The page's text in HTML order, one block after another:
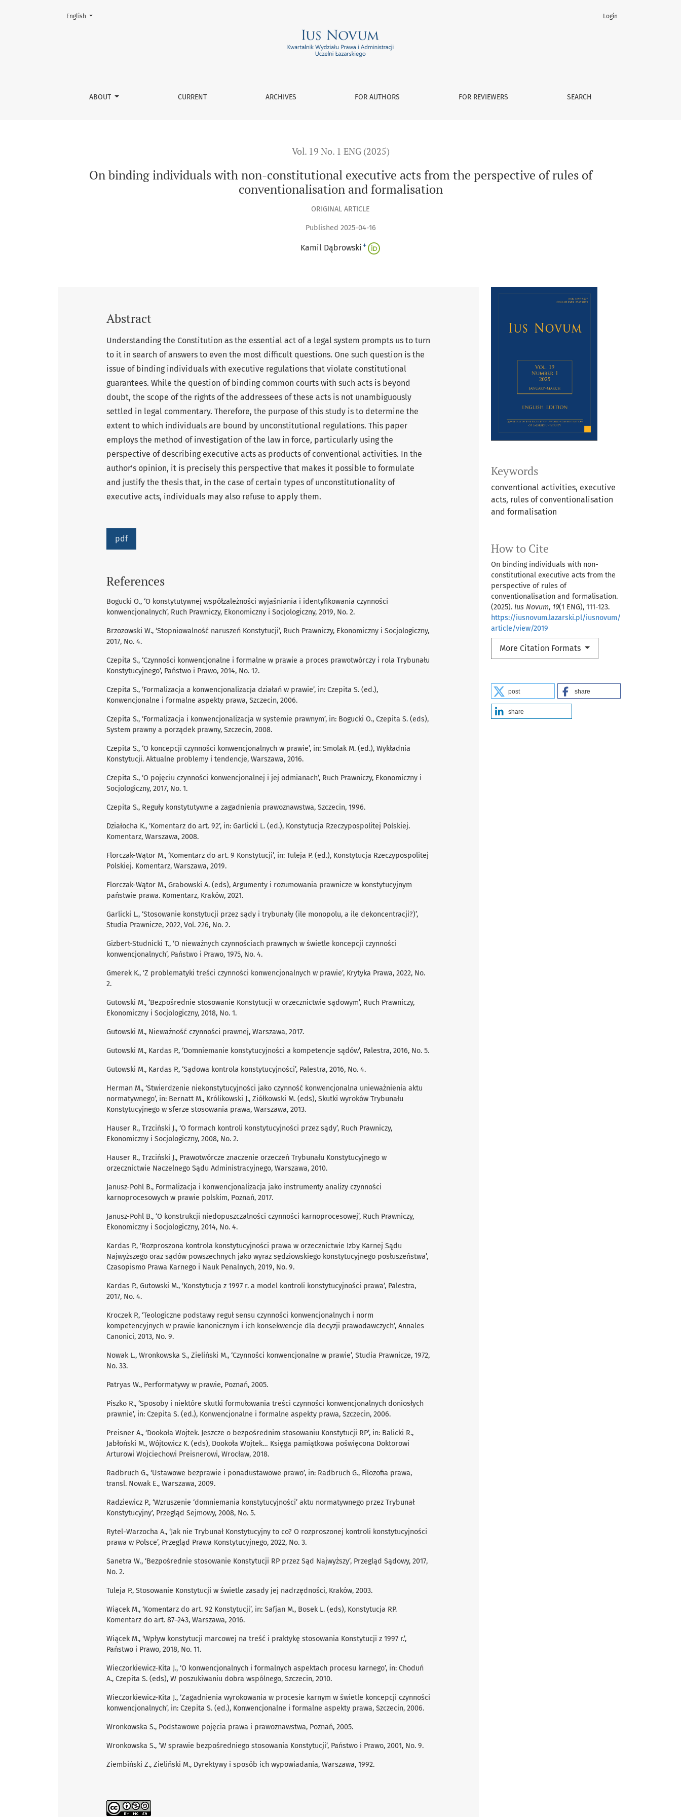
On binding individuals with non-constitutional executive acts from the perspective of rules of conventionalisation and formalisation
ABOUT CURRENT ARCHIVES FOR AUTHORS FOR REVIEWERS SEARCH
Login
Change the language. The current language is:
English
Vol. 19 No. 1 ENG (2025)
On binding individuals with non-constitutional executive acts from the perspective of rules of
conventionalisation and formalisation
ORIGINAL ARTICLE
Published 2025-04-16
Kamil Dąbrowski +
Keywords
conventional activities, executive
acts, rules of conventionalisation
and formalisation
How to Cite
On binding individuals with non-
constitutional executive acts from the
perspective of rules of
conventionalisation and formalisation.
(2025). Ius Novum, 19(1 ENG), 111-123.
https://iusnovum.lazarski.pl/iusnovum/
article/view/2019
More Citation Formats
post share
share
Abstract
Understanding the Constitution as the essential act of a legal system prompts us to turn
to it in search of answers to even the most difficult questions. One such question is the
issue of binding individuals with executive regulations that violate constitutional
guarantees. While the question of binding common courts with such acts is beyond
doubt, the scope of the rights of the addressees of these acts is not unambiguously
settled in legal commentary. Therefore, the purpose of this study is to determine the
extent to which individuals are bound by unconstitutional regulations. This paper
employs the method of investigation of the law in force, particularly using the
perspective of describing executive acts as products of conventional activities. In the
author’s opinion, it is precisely this perspective that makes it possible to formulate
and justify the thesis that, in the case of certain types of unconstitutionality of
executive acts, individuals may also refuse to apply them.
pdf
References
Bogucki O., ‘O konstytutywnej współzależności wyjaśniania i identyfikowania czynności
konwencjonalnych’, Ruch Prawniczy, Ekonomiczny i Socjologiczny, 2019, No. 2.
Brzozowski W., ‘Stopniowalność naruszeń Konstytucji’, Ruch Prawniczy, Ekonomiczny i Socjologiczny,
2017, No. 4.
Czepita S., ‘Czynności konwencjonalne i formalne w prawie a proces prawotwórczy i rola Trybunału
Konstytucyjnego’, Państwo i Prawo, 2014, No. 12.
Czepita S., ‘Formalizacja a konwencjonalizacja działań w prawie’, in: Czepita S. (ed.),
Konwencjonalne i formalne aspekty prawa, Szczecin, 2006.
Czepita S., ‘Formalizacja i konwencjonalizacja w systemie prawnym’, in: Bogucki O., Czepita S. (eds),
System prawny a porządek prawny, Szczecin, 2008.
Czepita S., ‘O koncepcji czynności konwencjonalnych w prawie’, in: Smolak M. (ed.), Wykładnia
Konstytucji. Aktualne problemy i tendencje, Warszawa, 2016.
Czepita S., ‘O pojęciu czynności konwencjonalnej i jej odmianach’, Ruch Prawniczy, Ekonomiczny i
Socjologiczny, 2017, No. 1.
Czepita S., Reguły konstytutywne a zagadnienia prawoznawstwa, Szczecin, 1996.
Działocha K., ‘Komentarz do art. 92’, in: Garlicki L. (ed.), Konstytucja Rzeczypospolitej Polskiej.
Komentarz, Warszawa, 2008.
Florczak-Wątor M., ‘Komentarz do art. 9 Konstytucji’, in: Tuleja P. (ed.), Konstytucja Rzeczypospolitej
Polskiej. Komentarz, Warszawa, 2019.
Florczak-Wątor M., Grabowski A. (eds), Argumenty i rozumowania prawnicze w konstytucyjnym
państwie prawa. Komentarz, Kraków, 2021.
Garlicki L., ‘Stosowanie konstytucji przez sądy i trybunały (ile monopolu, a ile dekoncentracji?)’,
Studia Prawnicze, 2022, Vol. 226, No. 2.
Gizbert-Studnicki T., ‘O nieważnych czynnościach prawnych w świetle koncepcji czynności
konwencjonalnych’, Państwo i Prawo, 1975, No. 4.
Gmerek K., ‘Z problematyki treści czynności konwencjonalnych w prawie’, Krytyka Prawa, 2022, No.
2.
Gutowski M., ‘Bezpośrednie stosowanie Konstytucji w orzecznictwie sądowym’, Ruch Prawniczy,
Ekonomiczny i Socjologiczny, 2018, No. 1.
Gutowski M., Nieważność czynności prawnej, Warszawa, 2017.
Gutowski M., Kardas P., ‘Domniemanie konstytucyjności a kompetencje sądów’, Palestra, 2016, No. 5.
Gutowski M., Kardas P., ‘Sądowa kontrola konstytucyjności’, Palestra, 2016, No. 4.
Herman M., ‘Stwierdzenie niekonstytucyjności jako czynność konwencjonalna unieważnienia aktu
normatywnego’, in: Bernatt M., Królikowski J., Ziółkowski M. (eds), Skutki wyroków Trybunału
Konstytucyjnego w sferze stosowania prawa, Warszawa, 2013.
Hauser R., Trzciński J., ‘O formach kontroli konstytucyjności przez sądy’, Ruch Prawniczy,
Ekonomiczny i Socjologiczny, 2008, No. 2.
Hauser R., Trzciński J., Prawotwórcze znaczenie orzeczeń Trybunału Konstytucyjnego w
orzecznictwie Naczelnego Sądu Administracyjnego, Warszawa, 2010.
Janusz-Pohl B., Formalizacja i konwencjonalizacja jako instrumenty analizy czynności
karnoprocesowych w prawie polskim, Poznań, 2017.
Janusz-Pohl B., ‘O konstrukcji niedopuszczalności czynności karnoprocesowej’, Ruch Prawniczy,
Ekonomiczny i Socjologiczny, 2014, No. 4.
Kardas P., ‘Rozproszona kontrola konstytucyjności prawa w orzecznictwie Izby Karnej Sądu
Najwyższego oraz sądów powszechnych jako wyraz sędziowskiego konstytucyjnego posłuszeństwa’,
Czasopismo Prawa Karnego i Nauk Penalnych, 2019, No. 9.
Kardas P., Gutowski M., ‘Konstytucja z 1997 r. a model kontroli konstytucyjności prawa’, Palestra,
2017, No. 4.
Kroczek P., ‘Teologiczne podstawy reguł sensu czynności konwencjonalnych i norm
kompetencyjnych w prawie kanonicznym i ich konsekwencje dla decyzji prawodawczych’, Annales
Canonici, 2013, No. 9.
Nowak L., Wronkowska S., Zieliński M., ‘Czynności konwencjonalne w prawie’, Studia Prawnicze, 1972,
No. 33.
Patryas W., Performatywy w prawie, Poznań, 2005.
Piszko R., ‘Sposoby i niektóre skutki formułowania treści czynności konwencjonalnych doniosłych
prawnie’, in: Czepita S. (ed.), Konwencjonalne i formalne aspekty prawa, Szczecin, 2006.
Preisner A., ‘Dookoła Wojtek. Jeszcze o bezpośrednim stosowaniu Konstytucji RP’, in: Balicki R.,
Jabłoński M., Wójtowicz K. (eds), Dookoła Wojtek… Księga pamiątkowa poświęcona Doktorowi
Arturowi Wojciechowi Preisnerowi, Wrocław, 2018.
Radbruch G., ‘Ustawowe bezprawie i ponadustawowe prawo’, in: Radbruch G., Filozofia prawa,
transl. Nowak E., Warszawa, 2009.
Radziewicz P., ‘Wzruszenie ‘domniemania konstytucyjności’ aktu normatywnego przez Trybunał
Konstytucyjny’, Przegląd Sejmowy, 2008, No. 5.
Rytel-Warzocha A., ‘Jak nie Trybunał Konstytucyjny to co? O rozproszonej kontroli konstytucyjności
prawa w Polsce’, Przegląd Prawa Konstytucyjnego, 2022, No. 3.
Sanetra W., ‘Bezpośrednie stosowanie Konstytucji RP przez Sąd Najwyższy’, Przegląd Sądowy, 2017,
No. 2.
Tuleja P., Stosowanie Konstytucji w świetle zasady jej nadrzędności, Kraków, 2003.
Wiącek M., ‘Komentarz do art. 92 Konstytucji’, in: Safjan M., Bosek L. (eds), Konstytucja RP.
Komentarz do art. 87–243, Warszawa, 2016.
Wiącek M., ‘Wpływ konstytucji marcowej na treść i praktykę stosowania Konstytucji z 1997 r.’,
Państwo i Prawo, 2018, No. 11.
Wieczorkiewicz-Kita J., ‘O konwencjonalnych i formalnych aspektach procesu karnego’, in: Choduń
A., Czepita S. (eds), W poszukiwaniu dobra wspólnego, Szczecin, 2010.
Wieczorkiewicz-Kita J., ‘Zagadnienia wyrokowania w procesie karnym w świetle koncepcji czynności
konwencjonalnych’, in: Czepita S. (ed.), Konwencjonalne i formalne aspekty prawa, Szczecin, 2006.
Wronkowska S., Podstawowe pojęcia prawa i prawoznawstwa, Poznań, 2005.
Wronkowska S., ‘W sprawie bezpośredniego stosowania Konstytucji’, Państwo i Prawo, 2001, No. 9.
Ziembiński Z., Zieliński M., Dyrektywy i sposób ich wypowiadania, Warszawa, 1992.